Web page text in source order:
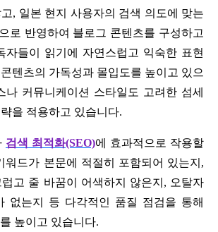
, 일본 현지 사용자의 검색 의도에 맞는
로 반영하여 블로그 콘텐츠를 구성하고
자들이 읽기에 자연스럽고 익숙한 표현
텐츠의 가독성과 몰입도를 높이고 있으
나 커뮤니케이션 스타일도 고려한 섬세
을 적용하고 있습니다.
검색 최적화(SEO)에 효과적으로 작용할
워드가 본문에 적절히 포함되어 있는지,
고 줄 바꿈이 어색하지 않은지, 오탈자
없는지 등 다각적인 품질 점검을 통해
높이고 있습니다.